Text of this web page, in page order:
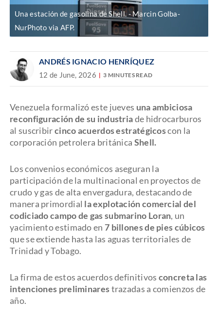
Una estación de gasolina de Shell.
Marcin Golba-
NurPhoto via AFP.
ANDRÉS IGNACIO HENRÍQUEZ
12 de June, 2026 3 MINUTES READ
Venezuela formalizó este jueves una ambiciosa
reconfiguración de su industriade hidrocarburos
al suscribircinco acuerdos estratégicoscon la
corporación petrolera británica Shell.
Los convenios económicos aseguran la
participación de la multinacional en proyectos de
crudo y gas de alta envergadura, destacando de
manera primordial la explotación comercial del
codiciado campo de gas submarino Loran, un
yacimiento estimado en 7 billones de pies cúbicos
que se extiende hasta las aguas territoriales de
Trinidad y Tobago.
La firma de estos acuerdos definitivos concreta las
intenciones preliminarestrazadas a comienzos de
año.